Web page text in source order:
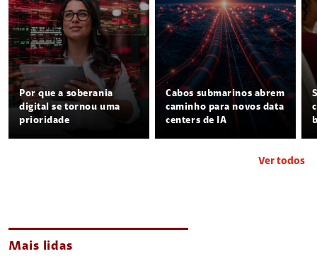
Por que a soberania
digital se tornou uma
prioridade
Cabos submarinos abrem
caminho para novos data
centers de IA
Ver todos
Mais lidas